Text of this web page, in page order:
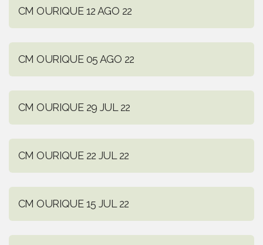
CM OURIQUE 12 AGO 22
CM OURIQUE 05 AGO 22
CM OURIQUE 29 JUL 22
CM OURIQUE 22 JUL 22
CM OURIQUE 15 JUL 22